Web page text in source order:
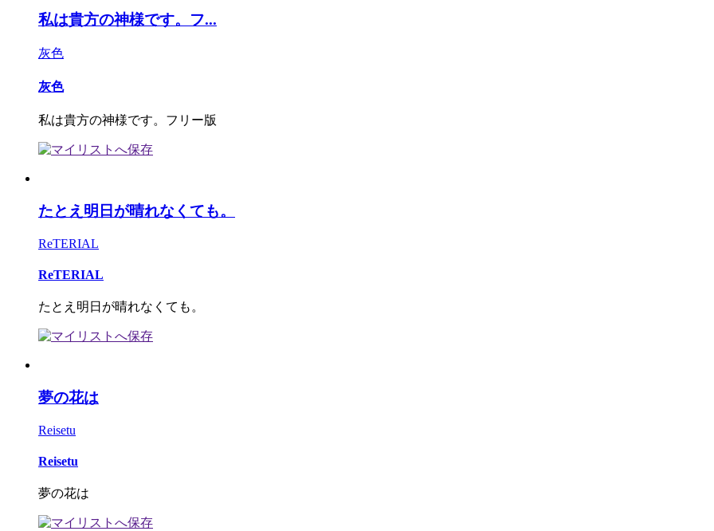
私は貴方の神様です。フ...
灰色
灰色
私は貴方の神様です。フリー版
たとえ明日が晴れなくても。
ReTERIAL
ReTERIAL
たとえ明日が晴れなくても。
夢の花は
Reisetu
Reisetu
夢の花は